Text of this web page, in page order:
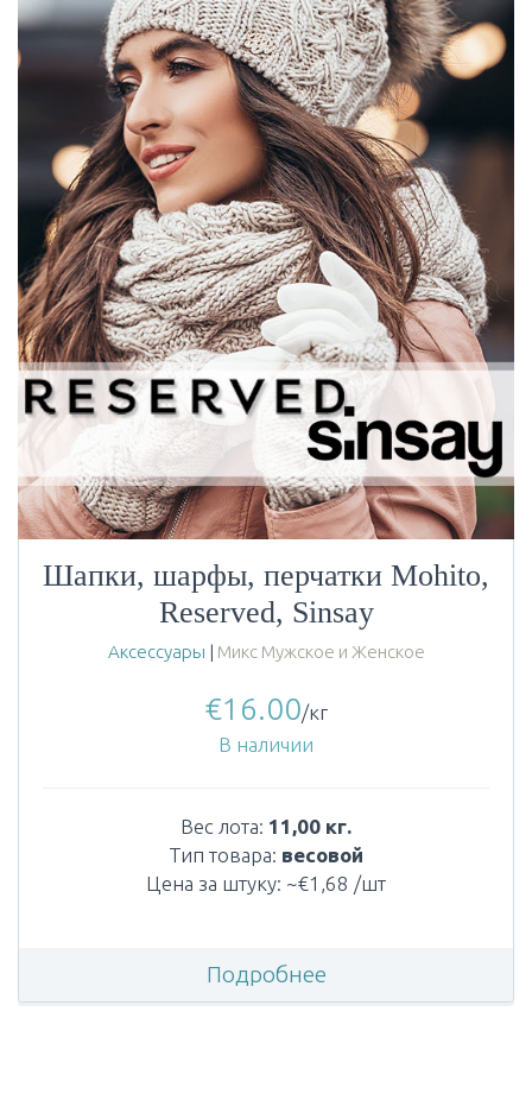
Шапки, шарфы, перчатки Mohito,
Reserved, Sinsay
Аксессуары | Микс Мужское и Женское
€16.00/кг
В наличии
Вес лота: 11,00 кг.
Тип товара: весовой
Цена за штуку: ~€1,68 /шт
Подробнее